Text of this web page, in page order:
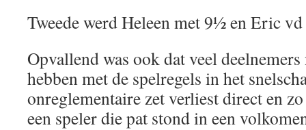
Tweede werd Heleen met 9½ en Eric
Opvallend was ook dat veel
hebben met de spelregels in het
onreglementaire zet verliest direct en
een speler die pat stond in een